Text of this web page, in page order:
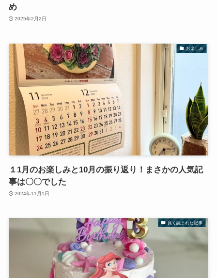
め
2025年2月2日
お楽しみ
１1月のお楽しみと10月の振り返り！まさかの人気記
事は〇〇でした
2024年11月1日
良く読まれた記事